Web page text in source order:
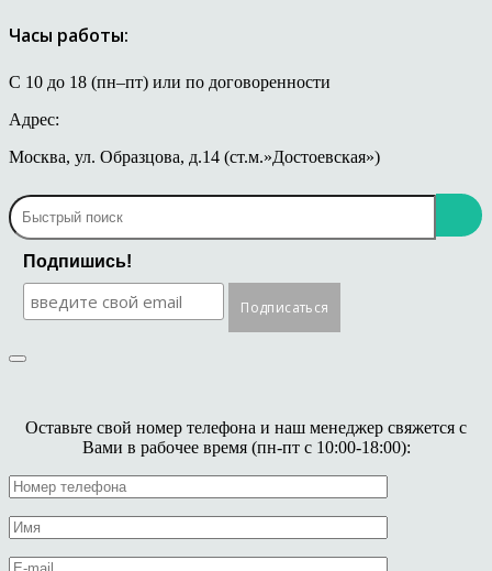
Часы работы:
С 10 до 18 (пн–пт) или по договоренности
Адрес:
Москва, ул. Образцова, д.14 (ст.м.»Достоевская»)
Подпишись!
Оставьте свой номер телефона и наш менеджер свяжется с
Вами в рабочее время (пн-пт с 10:00-18:00):